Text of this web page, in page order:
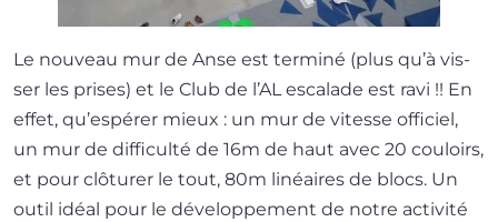
Le nou­veau mur de Anse est ter­mi­né (plus qu’à vis­
ser les prises) et le Club de l’AL esca­lade est ravi !! En
effet, qu’espérer mieux : un mur de vitesse offi­ciel,
un mur de dif­fi­cul­té de 16m de haut avec 20 cou­loirs,
et pour clô­tu­rer le tout, 80m linéaires de blocs. Un
outil idéal pour le déve­lop­pe­ment de notre acti­vi­té